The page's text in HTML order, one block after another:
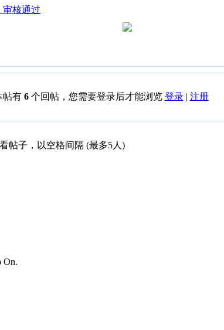
审核通过
帖有 6个回帖，您需要登录后才能浏览 登录| 注册
帖子，以空格间隔 (最多5人)
On.